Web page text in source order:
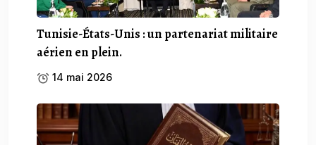
Tunisie-États-Unis : un partenariat militaire
aérien en plein.
14 mai 2026